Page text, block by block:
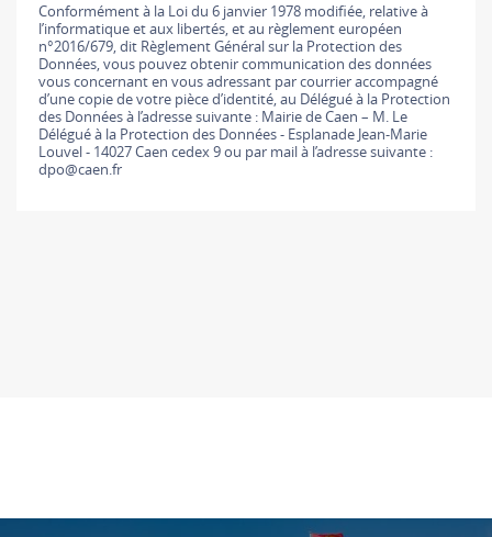
Conformément à la Loi du 6 janvier 1978 modifiée, relative à
l’informatique et aux libertés, et au règlement européen
n°2016/679, dit Règlement Général sur la Protection des
Données, vous pouvez obtenir communication des données
vous concernant en vous adressant par courrier accompagné
d’une copie de votre pièce d’identité, au Délégué à la Protection
des Données à l’adresse suivante : Mairie de Caen – M. Le
Délégué à la Protection des Données - Esplanade Jean-Marie
Louvel - 14027 Caen cedex 9 ou par mail à l’adresse suivante :
dpo@caen.fr